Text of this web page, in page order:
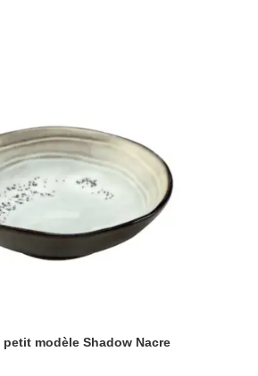
modèle Shadow Nacre